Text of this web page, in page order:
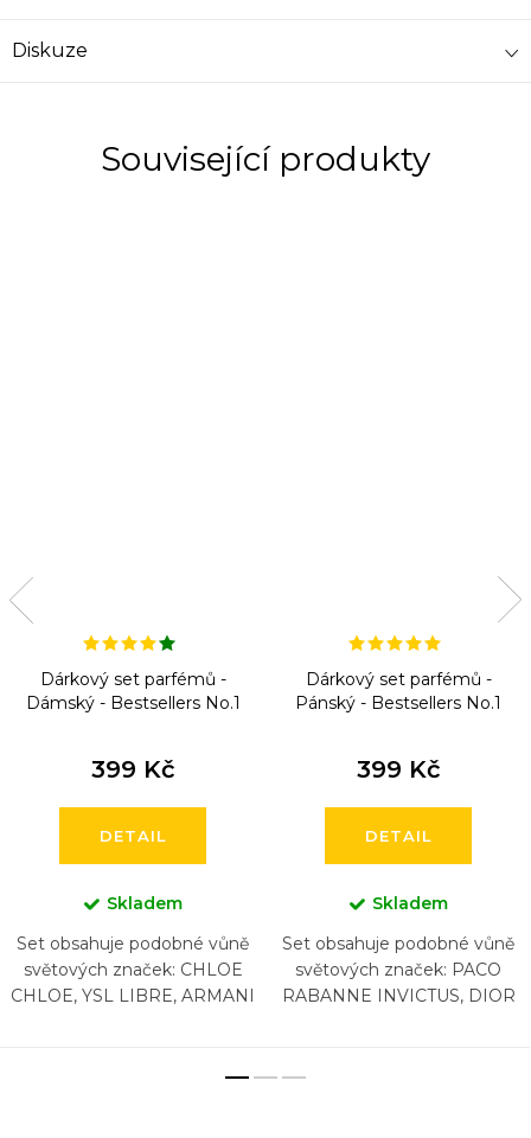
Diskuze
Související produkty
Dárkový set parfémů -
Dámský - Bestsellers No.1
399 Kč
DETAIL
Skladem
Set obsahuje podobné vůně
světových značek: CHLOE
CHLOE, YSL LIBRE, ARMANI
Dárkový set parfémů -
Pánský - Bestsellers No.1
399 Kč
DETAIL
Skladem
Set obsahuje podobné vůně
světových značek: PACO
RABANNE INVICTUS, DIOR
ACQUA DI GIO , CHANEL